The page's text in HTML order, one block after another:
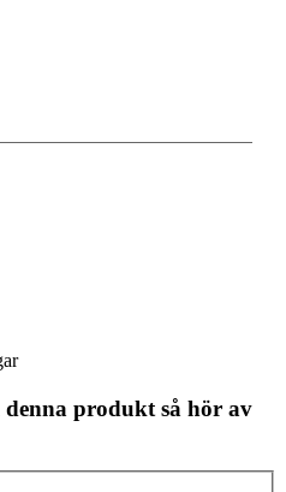
produkt så hör av